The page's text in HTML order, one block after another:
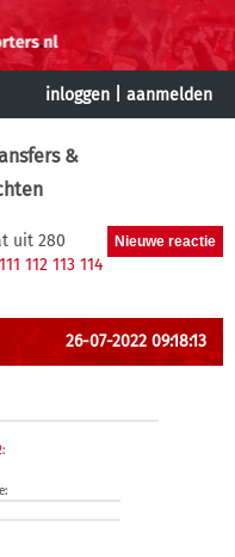
inloggen aanmelden
&
uit 280
111 112 113 114
26-07-2022 09:18:13
: